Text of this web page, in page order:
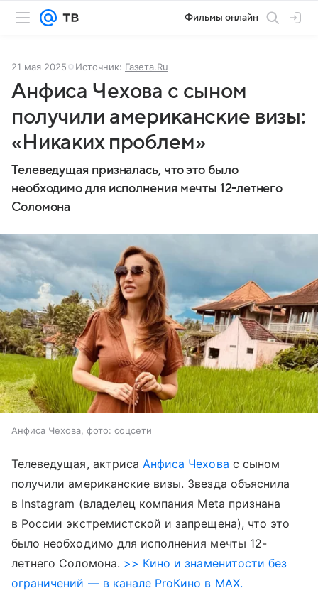
Фильмы онлайн
21 мая 2025 Источник: Газета.Ru
Анфиса Чехова с сыном
получили американские визы:
«Никаких проблем»
Телеведущая призналась, что это было
необходимо для исполнения мечты 12-летнего
Соломона
Анфиса Чехова, фото: соцсети
Телеведущая, актрисаАнфиса Чехова с сыном
получили американские визы. Звезда объяснила
в Instagram (владелец компания Meta признана
в России экстремистской и запрещена), что это
было необходимо для исполнения мечты 12-
летнего Соломона. >> Кино и знаменитости без
ограничений — в канале ProКино в MAX.